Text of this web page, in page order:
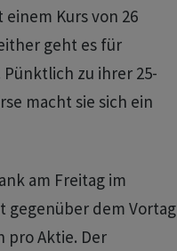
einem Kurs von 26
geht es für
zu ihrer 25-
macht sie sich ein
am Freitag im
gegenüber dem Vortag
pro Aktie. Der